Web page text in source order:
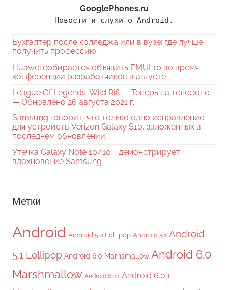
GooglePhones.ru
Новости и слухи о Android.
Бухгалтер после колледжа или в вузе: где лучше
получить профессию
Huawei собирается объявить EMUI 10 во время
конференции разработчиков в августе
League Of Legends: Wild Rift — Теперь на телефоне
— Обновлено 26 августа 2021 г.
Samsung говорит, что только одно исправление
для устройств Verizon Galaxy S10, заложенных в
последнем обновлении
Утечка Galaxy Note 10/10 + демонстрирует
вдохновение Samsung
Метки
Android Android 5.0 Lollipop Android 5.1 Android
5.1 Lollipop Android 6.0 Marhsmallow Android 6.0
Marshmallow Android 6.0.1 Android 6.0.1